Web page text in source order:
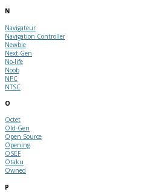
N
Navigateur
Navigation Controller
Newbie
Next-Gen
No-life
Noob
NPC
NTSC
O
Octet
Old-Gen
Open Source
Opening
OSEF
Otaku
Owned
P